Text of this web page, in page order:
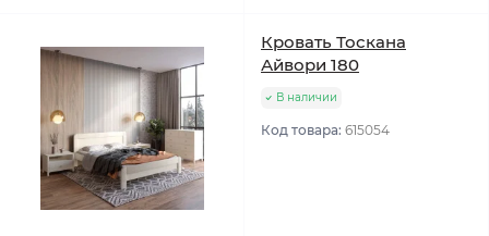
Кровать Тоскана
Айвори 180
В наличии
Код товара: 615054